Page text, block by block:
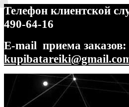
Телефон клиентской
490-64-16
E-mail приема заказов:
Перейти
навигации
Перейти
содержимому